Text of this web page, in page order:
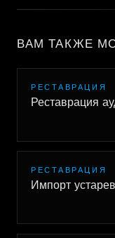
ВАМ ТАКЖЕ
РЕСТАВРАЦИЯ
Реставрация
РЕСТАВРАЦИЯ
Импорт